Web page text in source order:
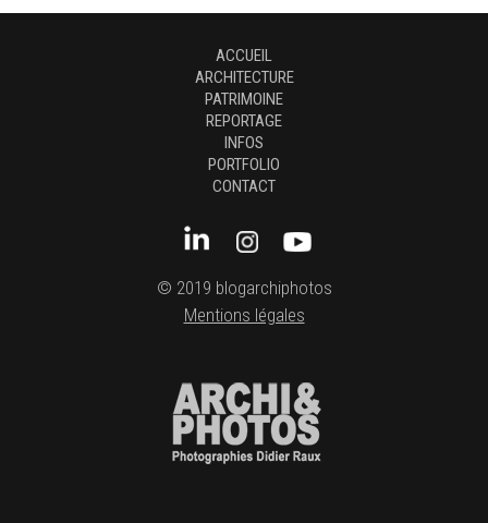
ACCUEIL
ARCHITECTURE
PATRIMOINE
REPORTAGE
INFOS
PORTFOLIO
CONTACT
© 2019 blogarchiphotos
Mentions légales